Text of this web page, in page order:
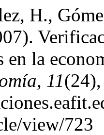
H.,
en la
, 11
view/723